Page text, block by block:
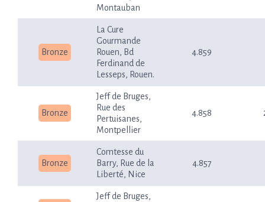
Montauban
Bronze
La Cure
Gourmande
Rouen, Bd
Ferdinand de
Lesseps, Rouen.
4.859
Bronze
Jeff de Bruges,
Rue des
Pertuisanes,
Montpellier
4.858
Bronze
Comtesse du
Barry, Rue de la
Liberté, Nice
4.857
Jeff de Bruges,